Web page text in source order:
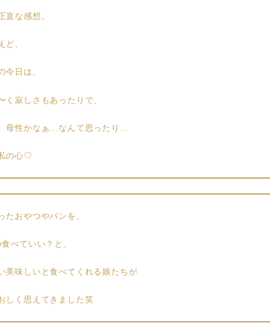
直な感想。
ど、
今日は、
く寂しさもあったりで、
母性かなぁ…なんて思ったり…
の心♡
たおやつやパンを、
べていい？と、
美味しいと食べてくれる娘たちが
しく思えてきました笑